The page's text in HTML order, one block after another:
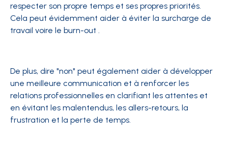
respecter son propre temps et ses propres priorités.
Cela peut évidemment aider à éviter la surcharge de
travail voire le burn-out .
De plus, dire "non" peut également aider à développer
une meilleure communication et à renforcer les
relations professionnelles en clarifiant les attentes et
en évitant les malentendus, les allers-retours, la
frustration et la perte de temps.